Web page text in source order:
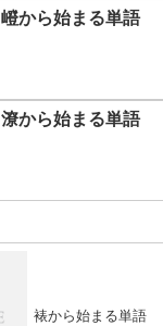
嶝から始まる単語
潦から始まる単語
裱から始まる単語